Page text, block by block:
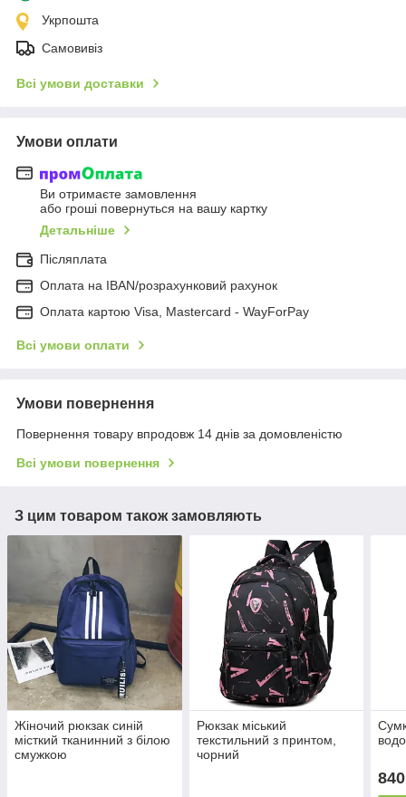
Укрпошта
Самовивіз
Всі умови доставки
Умови оплати
Ви отримаєте замовлення
або гроші повернуться на вашу картку
Детальніше
Післяплата
Оплата на IBAN/розрахунковий рахунок
Оплата картою Visa, Mastercard - WayForPay
Всі умови оплати
Умови повернення
Повернення товару впродовж 14 днів за домовленістю
Всі умови повернення
З цим товаром також замовляють
Жіночий рюкзак синій
місткий тканинний з білою
смужкою
Рюкзак міський
текстильний з принтом,
чорний
840